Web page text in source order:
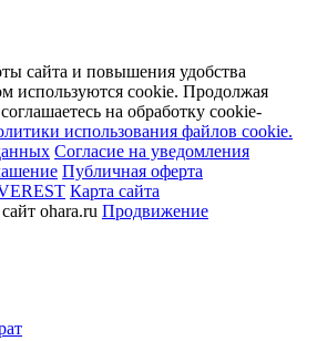
сайта и повышения удобства
используются cookie. Продолжая
на обработку cookie-
использования файлов cookie.
Согласие на уведомления
Публичная оферта
Карта сайта
ohara.ru Продвижение